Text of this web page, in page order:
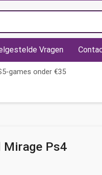
Vragen
games onder €35
Mirage Ps4